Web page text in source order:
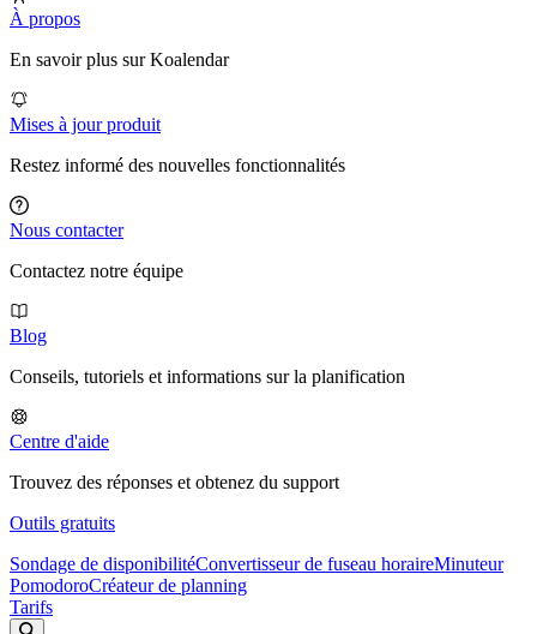
À propos
En savoir plus sur Koalendar
Mises à jour produit
Restez informé des nouvelles fonctionnalités
Nous contacter
Contactez notre équipe
Blog
Conseils, tutoriels et informations sur la planification
Centre d'aide
Trouvez des réponses et obtenez du support
Outils gratuits
Sondage de disponibilitéConvertisseur de fuseau horaireMinuteur
PomodoroCréateur de planning
Tarifs